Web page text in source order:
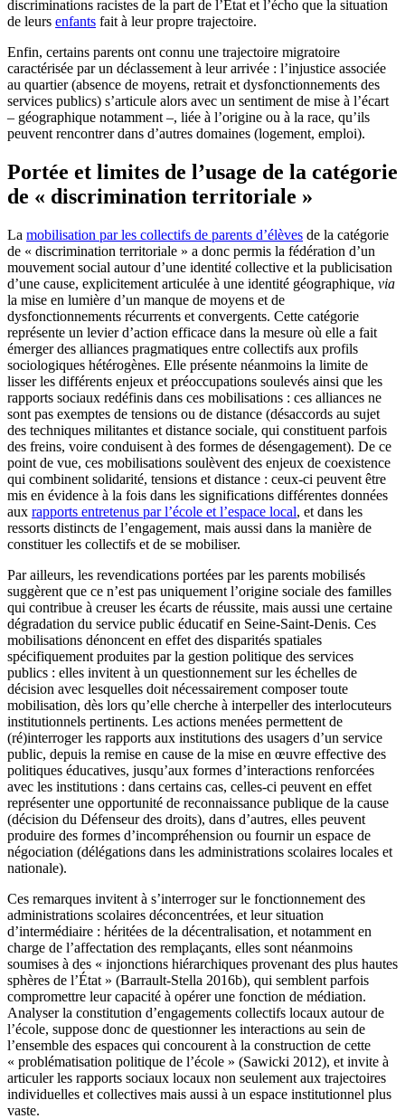
discriminations racistes de la part de l’État et l’écho que la situation
de leurs enfants fait à leur propre trajectoire.
Enfin, certains parents ont connu une trajectoire migratoire
caractérisée par un déclassement à leur arrivée : l’injustice associée
au quartier (absence de moyens, retrait et dysfonctionnements des
services publics) s’articule alors avec un sentiment de mise à l’écart
– géographique notamment –, liée à l’origine ou à la race, qu’ils
peuvent rencontrer dans d’autres domaines (logement, emploi).
Portée et limites de l’usage de la catégorie
de « discrimination territoriale »
La mobilisation par les collectifs de parents d’élèves de la catégorie
de « discrimination territoriale » a donc permis la fédération d’un
mouvement social autour d’une identité collective et la publicisation
d’une cause, explicitement articulée à une identité géographique, via
la mise en lumière d’un manque de moyens et de
dysfonctionnements récurrents et convergents. Cette catégorie
représente un levier d’action efficace dans la mesure où elle a fait
émerger des alliances pragmatiques entre collectifs aux profils
sociologiques hétérogènes. Elle présente néanmoins la limite de
lisser les différents enjeux et préoccupations soulevés ainsi que les
rapports sociaux redéfinis dans ces mobilisations : ces alliances ne
sont pas exemptes de tensions ou de distance (désaccords au sujet
des techniques militantes et distance sociale, qui constituent parfois
des freins, voire conduisent à des formes de désengagement). De ce
point de vue, ces mobilisations soulèvent des enjeux de coexistence
qui combinent solidarité, tensions et distance : ceux-ci peuvent être
mis en évidence à la fois dans les significations différentes données
aux rapports entretenus par l’école et l’espace local, et dans les
ressorts distincts de l’engagement, mais aussi dans la manière de
constituer les collectifs et de se mobiliser.
Par ailleurs, les revendications portées par les parents mobilisés
suggèrent que ce n’est pas uniquement l’origine sociale des familles
qui contribue à creuser les écarts de réussite, mais aussi une certaine
dégradation du service public éducatif en Seine-Saint-Denis. Ces
mobilisations dénoncent en effet des disparités spatiales
spécifiquement produites par la gestion politique des services
publics : elles invitent à un questionnement sur les échelles de
décision avec lesquelles doit nécessairement composer toute
mobilisation, dès lors qu’elle cherche à interpeller des interlocuteurs
institutionnels pertinents. Les actions menées permettent de
(ré)interroger les rapports aux institutions des usagers d’un service
public, depuis la remise en cause de la mise en œuvre effective des
politiques éducatives, jusqu’aux formes d’interactions renforcées
avec les institutions : dans certains cas, celles-ci peuvent en effet
représenter une opportunité de reconnaissance publique de la cause
(décision du Défenseur des droits), dans d’autres, elles peuvent
produire des formes d’incompréhension ou fournir un espace de
négociation (délégations dans les administrations scolaires locales et
nationale).
Ces remarques invitent à s’interroger sur le fonctionnement des
administrations scolaires déconcentrées, et leur situation
d’intermédiaire : héritées de la décentralisation, et notamment en
charge de l’affectation des remplaçants, elles sont néanmoins
soumises à des « injonctions hiérarchiques provenant des plus hautes
sphères de l’État » (Barrault-Stella 2016b), qui semblent parfois
compromettre leur capacité à opérer une fonction de médiation.
Analyser la constitution d’engagements collectifs locaux autour de
l’école, suppose donc de questionner les interactions au sein de
l’ensemble des espaces qui concourent à la construction de cette
« problématisation politique de l’école » (Sawicki 2012), et invite à
articuler les rapports sociaux locaux non seulement aux trajectoires
individuelles et collectives mais aussi à un espace institutionnel plus
vaste.